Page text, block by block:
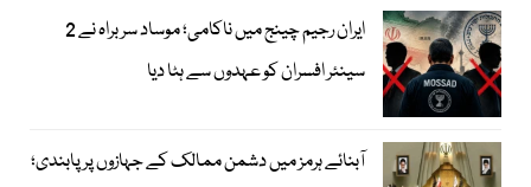
ایران رجیم چینج میں ناکامی؛ موساد سربراہ نے 2
سینئر افسران کو عہدوں سے ہٹا دیا
آبنائے ہرمز میں دشمن ممالک کے جہازوں پر پابندی؛